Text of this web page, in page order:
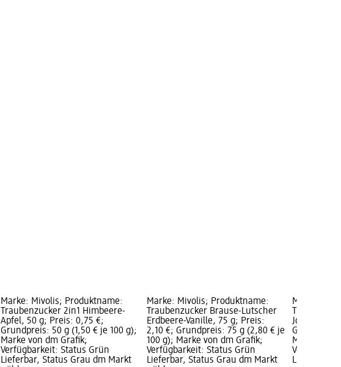
Marke: Mivolis; Produktname:
Traubenzucker 2in1 Himbeere-
Apfel, 50 g; Preis: 0,75 €;
Grundpreis: 50 g (1,50 € je 100 g);
Marke von dm Grafik;
Verfügbarkeit: Status Grün
Lieferbar, Status Grau dm Markt
Marke: Mivolis; Produktname:
Traubenzucker Brause-Lutscher
Erdbeere-Vanille, 75 g; Preis:
2,10 €; Grundpreis: 75 g (2,80 € je
100 g); Marke von dm Grafik;
Verfügbarkeit: Status Grün
Lieferbar, Status Grau dm Markt
Marke:
Grundpreis:
Marke von
Lieferbar,